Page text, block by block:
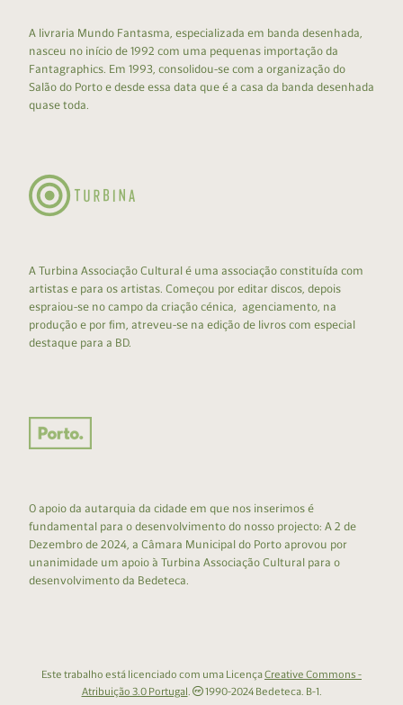
A livraria Mundo Fantasma, especializada em banda desenhada,
nasceu no início de 1992 com uma pequenas importação da
Fantagraphics. Em 1993, consolidou-se com a organização do
Salão do Porto e desde essa data que é a casa da banda desenhada
quase toda.
A Turbina Associação Cultural é uma associação constituída com
artistas e para os artistas. Começou por editar discos, depois
espraiou-se no campo da criação cénica, agenciamento, na
produção e por fim, atreveu-se na edição de livros com especial
destaque para a BD.
O apoio da autarquia da cidade em que nos inserimos é
fundamental para o desenvolvimento do nosso projecto: A 2 de
Dezembro de 2024, a Câmara Municipal do Porto aprovou por
unanimidade um apoio à Turbina Associação Cultural para o
desenvolvimento da Bedeteca.
Este trabalho está licenciado com uma LicençaCreative Commons -
Atribuição 3.0 Portugal. 1990-2024 Bedeteca. B-1.